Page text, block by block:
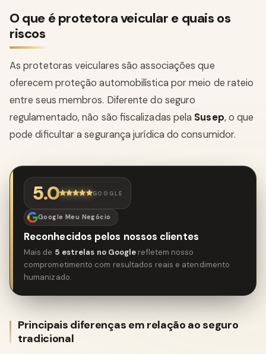
O que é protetora veicular e quais os
riscos
As protetoras veiculares são associações que
oferecem proteção automobilística por meio de rateio
entre seus membros. Diferente do seguro
regulamentado, não são fiscalizadas pela Susep, o que
pode dificultar a segurança jurídica do consumidor.
5.0 GOOGLE
Google Meu Negócio
Reconhecidos pelos nossos clientes
Mais de 5 estrelas no Google refletem nosso
comprometimento com resultados reais e atendimento
humanizado.
Principais diferenças em relação ao seguro
tradicional